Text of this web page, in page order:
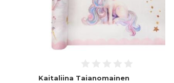
Kaitaliina Taianomainen